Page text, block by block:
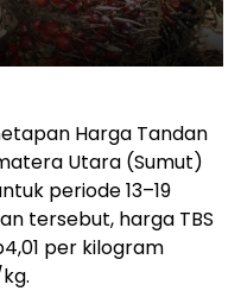
Harga Tandan
Utara (Sumut)
periode 13–19
tersebut, harga TBS
per kilogram